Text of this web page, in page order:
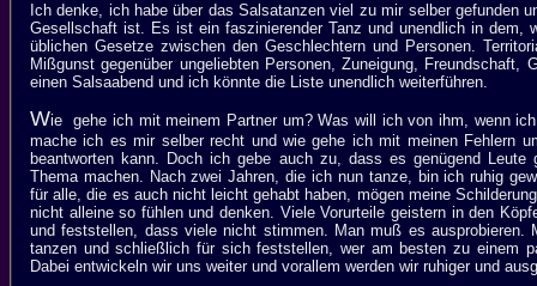
Ich denke, ich habe über das Salsatanzen viel zu mir selber gefunden
Gesellschaft ist. Es ist ein faszinierender Tanz und unendlich in dem,
üblichen Gesetze zwischen den Geschlechtern und Personen.
Mißgunst gegenüber ungeliebten Personen, Zuneigung,
einen Salsaabend und ich könnte die Liste unendlich weiterführen.
Wie gehe ich mit meinem Partner um? Was will ich von ihm, wenn
mache ich es mir selber recht und wie gehe ich mit meinen Fehlern
beantworten kann. Doch ich gebe auch zu, dass es genügend
Thema machen. Nach zwei Jahren, die ich nun tanze, bin ich ruhig
für alle, die es auch nicht leicht gehabt haben, mögen meine
nicht alleine so fühlen und denken. Viele Vorurteile geistern in den
und feststellen, dass viele nicht stimmen. Man muß es ausprobieren.
tanzen und schließlich für sich feststellen, wer am besten zu einem
Dabei entwickeln wir uns weiter und vorallem werden wir ruhiger und